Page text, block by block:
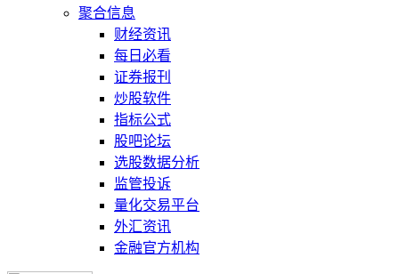
聚合信息
财经资讯
每日必看
证券报刊
炒股软件
指标公式
股吧论坛
选股数据分析
监管投诉
量化交易平台
外汇资讯
金融官方机构